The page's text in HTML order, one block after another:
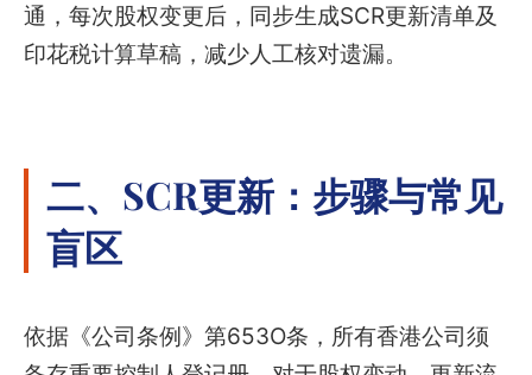
通，每次股权变更后，同步生成SCR更新清单及
印花税计算草稿，减少人工核对遗漏。
二、SCR更新：步骤与常见
盲区
依据《公司条例》第653O条，所有香港公司须